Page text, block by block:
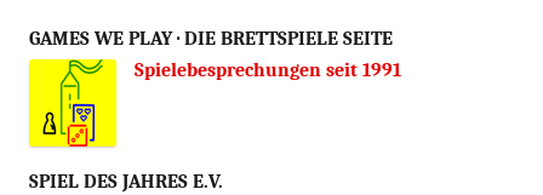
GAMES WE PLAY · DIE BRETTSPIELE SEITE
Spielebesprechungen seit 1991
SPIEL DES JAHRES E.V.